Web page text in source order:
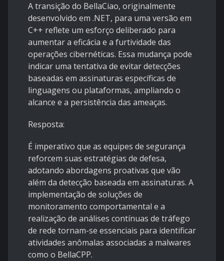
A transição do BellaCiao, originalmente
desenvolvido em .NET, para uma versão em
C++ reflete um esforço deliberado para
aumentar a eficácia e a furtividade das
operações cibernéticas. Essa mudança pode
indicar uma tentativa de evitar detecções
baseadas em assinaturas específicas de
linguagens ou plataformas, ampliando o
alcance e a persistência das ameaças.
Resposta:
É imperativo que as equipes de segurança
reforcem suas estratégias de defesa,
adotando abordagens proativas que vão
além da detecção baseada em assinaturas. A
implementação de soluções de
monitoramento comportamental e a
realização de análises contínuas de tráfego
de rede tornam-se essenciais para identificar
atividades anômalas associadas a malwares
como o BellaCPP.